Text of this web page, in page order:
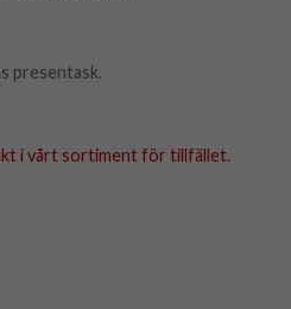
presentask.
i vårt sortiment för tillfället.